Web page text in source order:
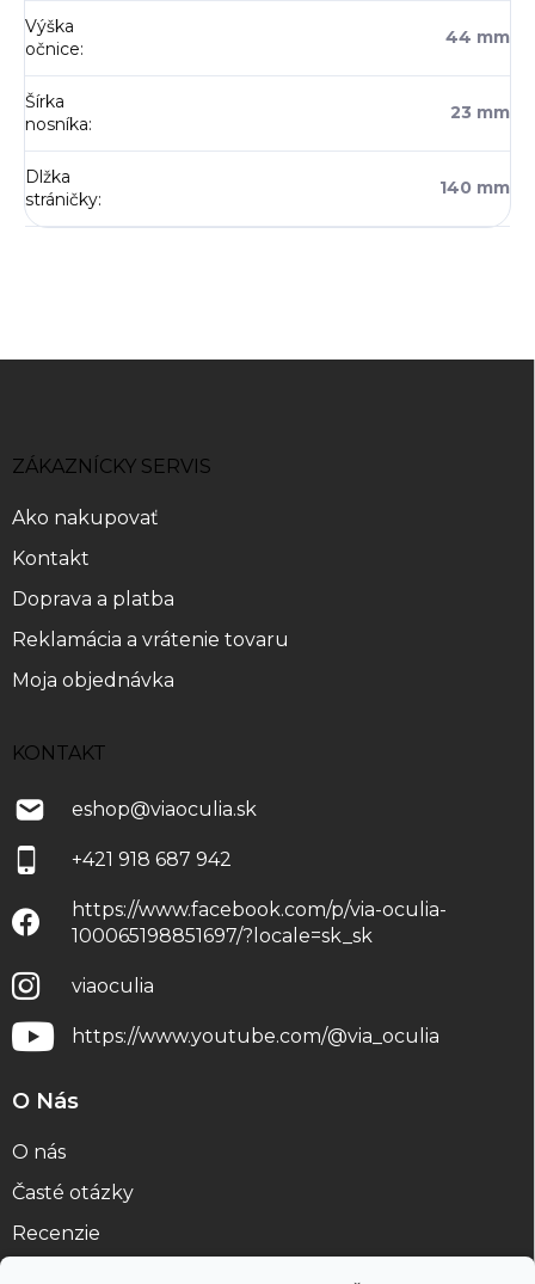
Výška
očnice:
44 mm
Šírka
nosníka:
23 mm
Dlžka
stráničky:
140 mm
e
ZÁKAZNÍCKY SERVIS
Ako nakupovať
Kontakt
Doprava a platba
Reklamácia a vrátenie tovaru
Moja objednávka
KONTAKT
eshop@viaoculia.sk
+421 918 687 942
https://www.facebook.com/p/via-oculia-
100065198851697/?locale=sk_sk
viaoculia
https://www.youtube.com/@via_oculia
O Nás
O nás
Časté otázky
Recenzie